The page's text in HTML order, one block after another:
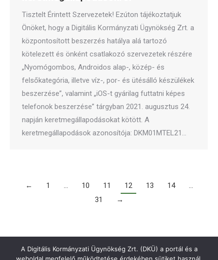
Tisztelt Érintett Szervezetek! Ezúton tájékoztatjuk
Önöket, hogy a Digitális Kormányzati Ügynökség Zrt. a
központosított beszerzés hatálya alá tartozó
kötelezett és önként csatlakozó szervezetek részére
„Nyomógombos, Androidos alap-, közép- és
felsőkategória, illetve víz-, por- és ütésálló készülékek
beszerzése”, valamint „iOS-t gyárilag futtatni képes
telefonok beszerzése” tárgyban 2021. augusztus 24.
napján keretmegállapodásokat kötött. A
keretmegállapodások azonosítója: DKM01MTEL21…
← 1 … 10 11 12 13 14
…
31
→
A Digitális Kormányzati Ügynökség Zrt. (DKÜ) a portál és a